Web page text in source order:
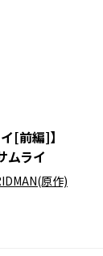
[前編]】
ムライ
(原作)